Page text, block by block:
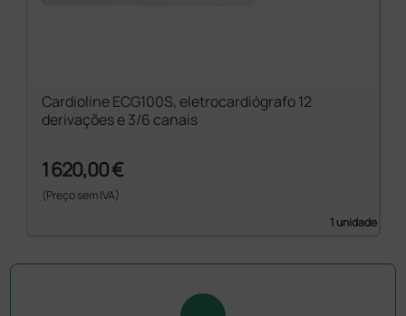
Cardioline ECG100S, eletrocardiógrafo 12
derivações e 3/6 canais
1 620,00 €
(Preço sem IVA)
1 unidade